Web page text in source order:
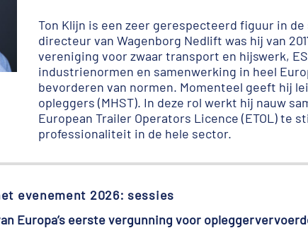
Ton Klijn is een zeer gerespecteerd figuur in
directeur van Wagenborg Nedlift was hij van
vereniging voor zwaar transport en hijswerk,
industrienormen en samenwerking in heel
bevorderen van normen. Momenteel geeft hij
opleggers (MHST). In deze rol werkt hij nauw
European Trailer Operators Licence (ETOL)
professionaliteit in de hele sector.
evenement 2026: sessies
Europa’s eerste vergunning voor